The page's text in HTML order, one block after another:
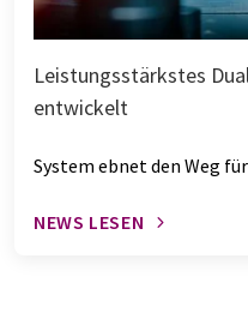
Leistungsstärkstes
entwickelt
System ebnet den Weg
NEWS LESEN